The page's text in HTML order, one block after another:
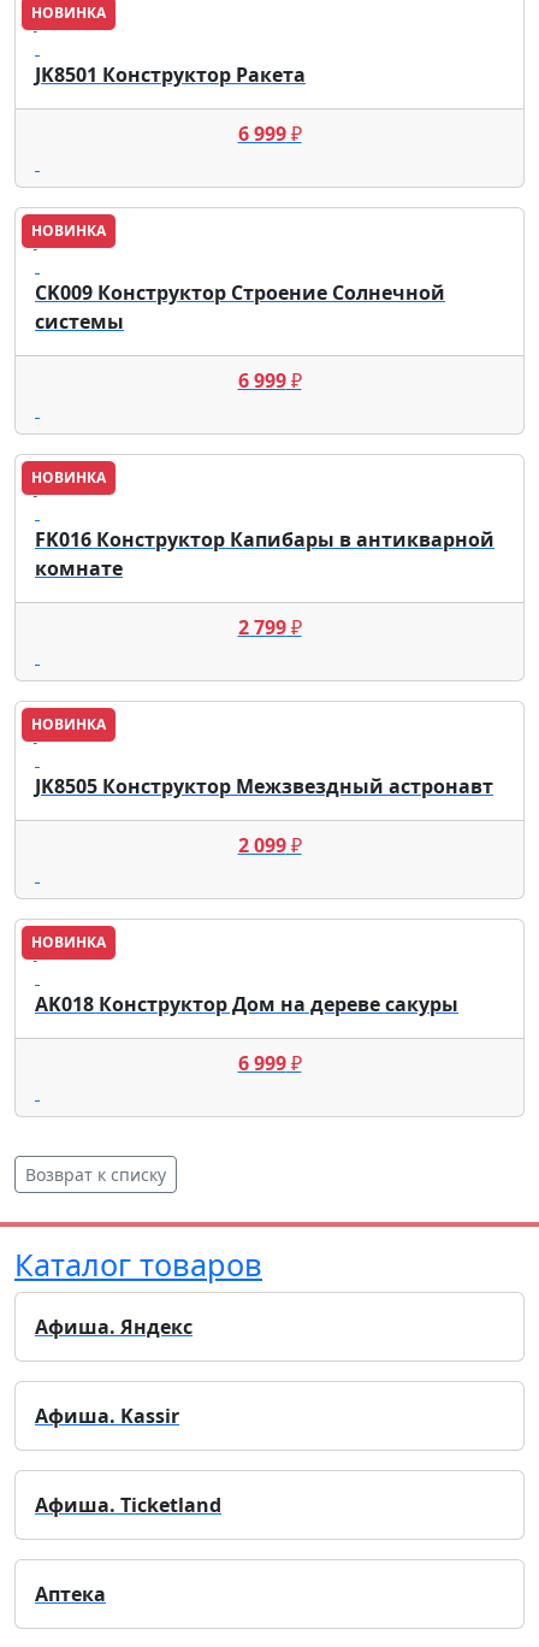
НОВИНКА
JAKI
JK8501 Конструктор Ракета
6 999₽
НОВИНКА
JAKI
CK009 Конструктор Строение Солнечной
системы
6 999₽
НОВИНКА
JAKI
FK016 Конструктор Капибары в антикварной
комнате
2 799₽
НОВИНКА
JAKI
JK8505 Конструктор Межзвездный астронавт
2 099₽
НОВИНКА
JAKI
AK018 Конструктор Дом на дереве сакуры
6 999₽
Возврат к списку
Каталог товаров
Афиша. Яндекс
Афиша. Kassir
Афиша. Ticketland
Аптека